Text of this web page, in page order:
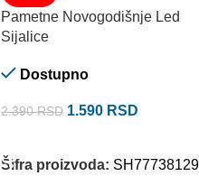
Pametne Novogodišnje Led
Sijalice
Dostupno
2.390RSD 1.590 RSD
Šifra proizvoda: SH77738129